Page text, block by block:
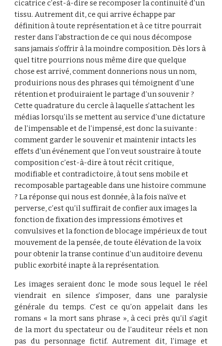
cicatrice c’est-à-dire se recomposer la continuité d’un
tissu. Autrement dit, ce qui arrive échappe par
définition à toute représentation et à ce titre pourrait
rester dans l’abstraction de ce qui nous décompose
sans jamais s’offrir à la moindre composition. Dès lors à
quel titre pourrions nous même dire que quelque
chose est arrivé, comment donnerions nous un nom,
produirions nous des phrases qui témoignent d’une
rétention et produiraient le partage d’un souvenir ?
Cette quadrature du cercle à laquelle s’attachent les
médias lorsqu’ils se mettent au service d’une dictature
de l’impensable et de l’impensé, est donc la suivante :
comment garder le souvenir et maintenir intacts les
effets d’un événement que l’on veut soustraire à toute
composition c’est-à-dire à tout récit critique,
modifiable et contradictoire, à tout sens mobile et
recomposable partageable dans une histoire commune
? La réponse qui nous est donnée, à la fois naïve et
perverse, c’est qu’il suffirait de confier aux images la
fonction de fixation des impressions émotives et
convulsives et la fonction de blocage impérieux de tout
mouvement de la pensée, de toute élévation de la voix
pour obtenir la transe continue d’un auditoire devenu
public exorbité inapte à la représentation.
Les images seraient donc le mode sous lequel le réel
viendrait en silence s’imposer, dans une paralysie
générale du temps. C’est ce qu’on appelait dans les
romans « la mort sans phrase », à ceci près qu’il s’agit
de la mort du spectateur ou de l’auditeur réels et non
pas du personnage fictif. Autrement dit, l’image et